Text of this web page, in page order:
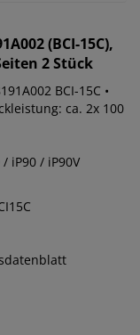
(BCI-15C),
2 Stück
BCI-15C •
ca. 2x 100
iP90 / iP90V